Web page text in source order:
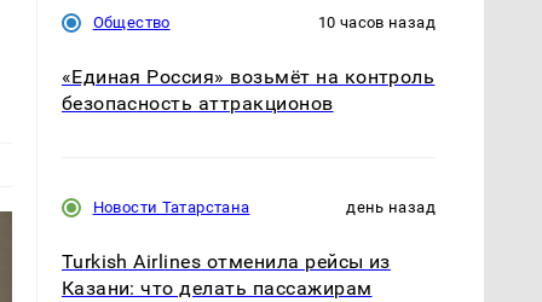
Общество 10 часов назад
«Единая Россия» возьмёт на контроль
безопасность аттракционов
Новости Татарстана день назад
Turkish Airlines отменила рейсы из
Казани: что делать пассажирам